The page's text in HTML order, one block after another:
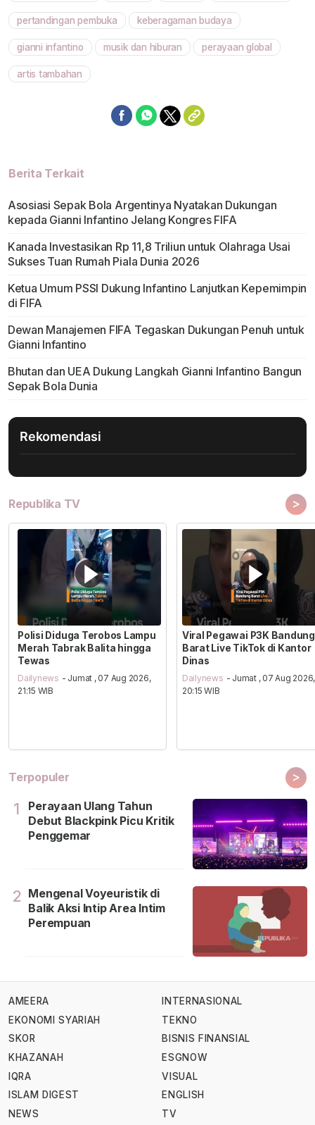
pertandingan pembuka keberagaman budaya
gianni infantino musik dan hiburan perayaan global
artis tambahan
Berita Terkait
Asosiasi Sepak Bola Argentinya Nyatakan Dukungan
kepada Gianni Infantino Jelang Kongres FIFA
Kanada Investasikan Rp 11,8 Triliun untuk Olahraga Usai
Sukses Tuan Rumah Piala Dunia 2026
Ketua Umum PSSI Dukung Infantino Lanjutkan Kepemimpin
di FIFA
Dewan Manajemen FIFA Tegaskan Dukungan Penuh untuk
Gianni Infantino
Bhutan dan UEA Dukung Langkah Gianni Infantino Bangun
Sepak Bola Dunia
Rekomendasi
Republika TV >
Polisi Diduga Terobos Lampu
Merah Tabrak Balita hingga
Tewas
Dailynews - Jumat , 07 Aug 2026,
21:15 WIB
Viral Pegawai P3K Bandung
Barat Live TikTok di Kantor
Dinas
Dailynews - Jumat , 07 Aug 2026,
20:15 WIB
Terpopuler >
1
Perayaan Ulang Tahun
Debut Blackpink Picu Kritik
Penggemar
2 Mengenal Voyeuristik di
Balik Aksi Intip Area Intim
Perempuan
AMEERA
EKONOMI SYARIAH
SKOR
KHAZANAH
IQRA
ISLAM DIGEST
NEWS
INTERNASIONAL
TEKNO
BISNIS FINANSIAL
ESGNOW
VISUAL
ENGLISH
TV